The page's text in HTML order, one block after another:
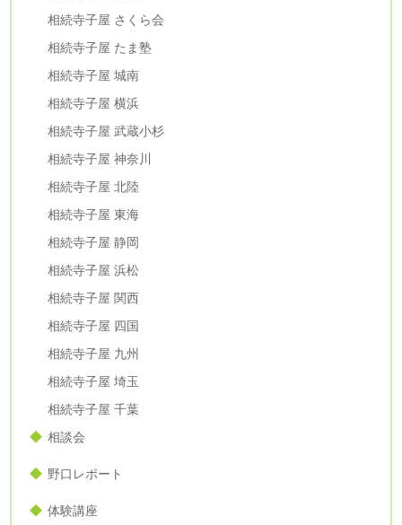
相続寺子屋 さくら会
相続寺子屋 たま塾
相続寺子屋 城南
相続寺子屋 横浜
相続寺子屋 武蔵小杉
相続寺子屋 神奈川
相続寺子屋 北陸
相続寺子屋 東海
相続寺子屋 静岡
相続寺子屋 浜松
相続寺子屋 関西
相続寺子屋 四国
相続寺子屋 九州
相続寺子屋 埼玉
相続寺子屋 千葉
相談会
野口レポート
体験講座